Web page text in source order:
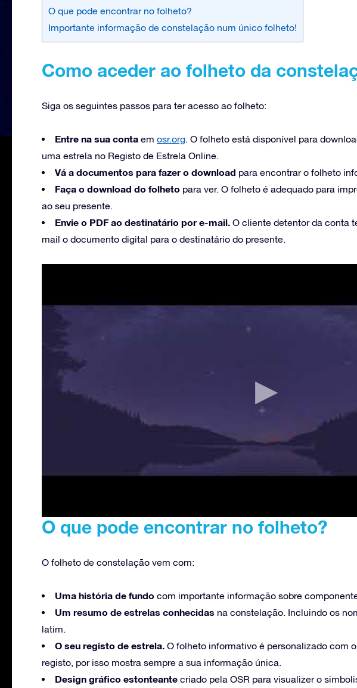
O que pode encontrar no folheto?
Importante informação de constelação num único folheto!
Como aceder ao folheto da
Siga os seguintes passos para ter acesso ao folheto:
Entre na sua conta em osr.org. O folheto está disponível para
uma estrela no Registo de Estrela Online.
Vá a documentos para fazer o download para encontrar o folheto
Faça o download do folheto para ver. O folheto é adequado para
ao seu presente.
Envie o PDF ao destinatário por e-mail. O cliente detentor da conta
mail o documento digital para o destinatário do presente.
O que pode encontrar no folheto?
O folheto de constelação vem com:
Uma história de fundo com importante informação sobre
Um resumo de estrelas conhecidas na constelação. Incluindo os
latim.
O seu registo de estrela. O folheto informativo é personalizado com
registo, por isso mostra sempre a sua informação única.
Design gráfico estonteante criado pela OSR para visualizer o